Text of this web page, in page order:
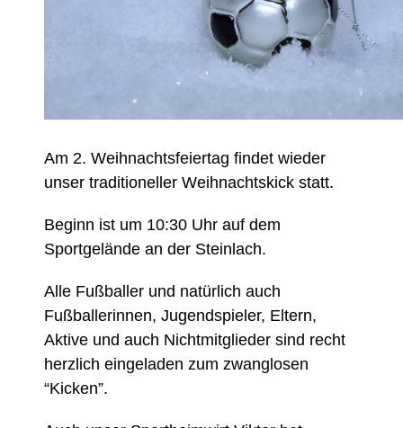
Am 2. Weihnachtsfeiertag findet wieder
unser traditioneller Weihnachtskick statt.
Beginn ist um 10:30 Uhr auf dem
Sportgelände an der Steinlach.
Alle Fußballer und natürlich auch
Fußballerinnen, Jugendspieler, Eltern,
Aktive und auch Nichtmitglieder sind recht
herzlich eingeladen zum zwanglosen
“Kicken”.